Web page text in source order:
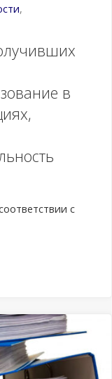
,
в
с